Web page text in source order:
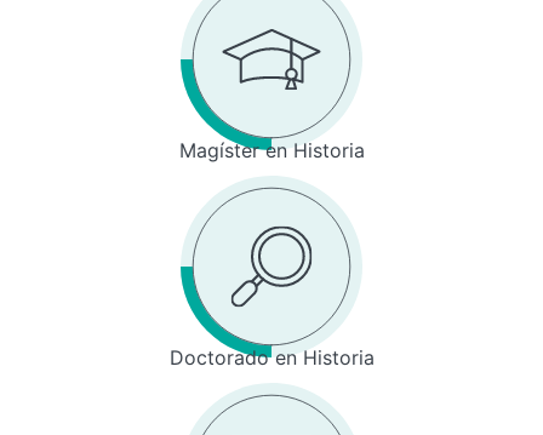
Magíster en Historia
Doctorado en Historia